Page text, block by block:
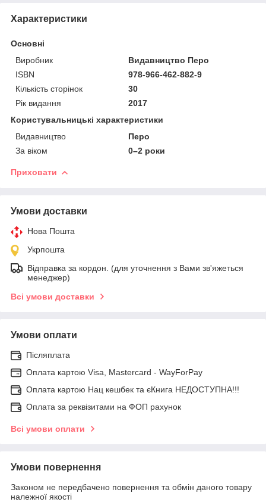
Характеристики
Основні
Виробник
Видавництво Перо
ISBN
978-966-462-882-9
Кількість сторінок
30
Рік видання
2017
Користувальницькі характеристики
Видавництво
Перо
За віком
0–2 роки
Приховати
Умови доставки
Нова Пошта
Укрпошта
Відправка за кордон. (для уточнення з Вами зв'яжеться
менеджер)
Всі умови доставки
Умови оплати
Післяплата
Оплата картою Visa, Mastercard - WayForPay
Оплата картою Нац кешбек та єКнига НЕДОСТУПНА!!!
Оплата за реквізитами на ФОП рахунок
Всі умови оплати
Умови повернення
Законом не передбачено повернення та обмін даного товару
належної якості